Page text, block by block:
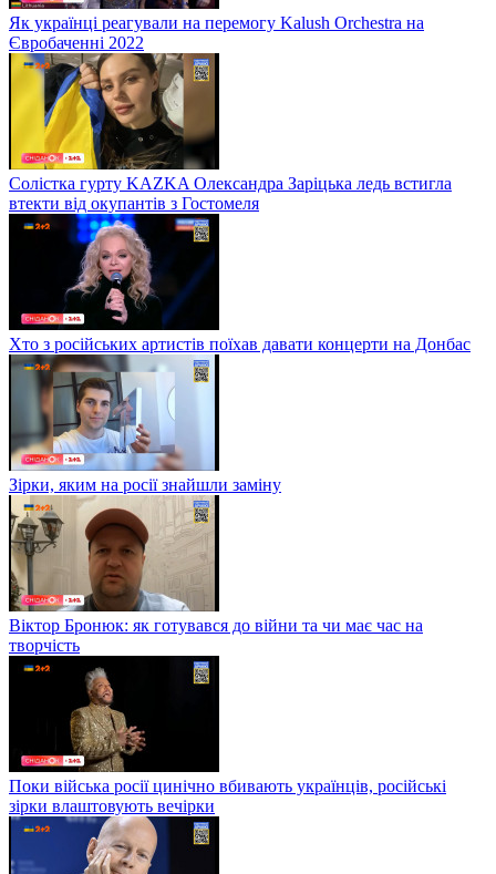
Як українці реагували на перемогу Kalush Orchestra на
Євробаченні 2022
Солістка гурту KAZKA Олександра Заріцька ледь встигла
втекти від окупантів з Гостомеля
Хто з російських артистів поїхав давати концерти на Донбас
Зірки, яким на росії знайшли заміну
Віктор Бронюк: як готувався до війни та чи має час на
творчість
Поки війська росії цинічно вбивають українців, російські
зірки влаштовують вечірки